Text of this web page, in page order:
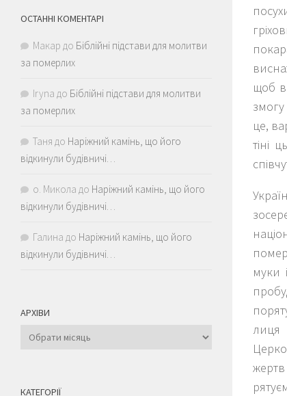
щоб
це,
тіні
муки
лиця
ОСТАННІ КОМЕНТАРІ
Макар до Біблійні підстави для молитви
за померлих
Iryna до Біблійні підстави для молитви
за померлих
Таня до Наріжний камінь, що його
відкинули будівничі…
о. Микола до Наріжний камінь, що його
відкинули будівничі…
Галина до Наріжний камінь, що його
відкинули будівничі…
АРХІВИ
Архіви
КАТЕГОРІЇ